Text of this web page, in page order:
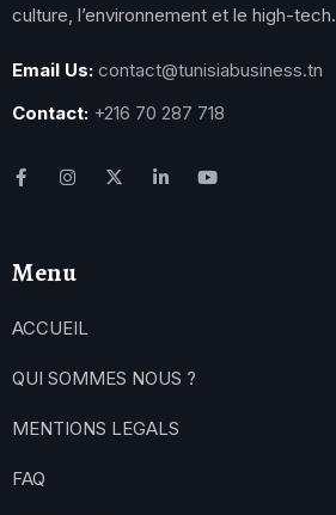
culture, l’environnement et le high-tech.
Email Us: contact@tunisiabusiness.tn
Contact: +216 70 287 718
Menu
ACCUEIL
QUI SOMMES NOUS ?
MENTIONS LEGALS
FAQ